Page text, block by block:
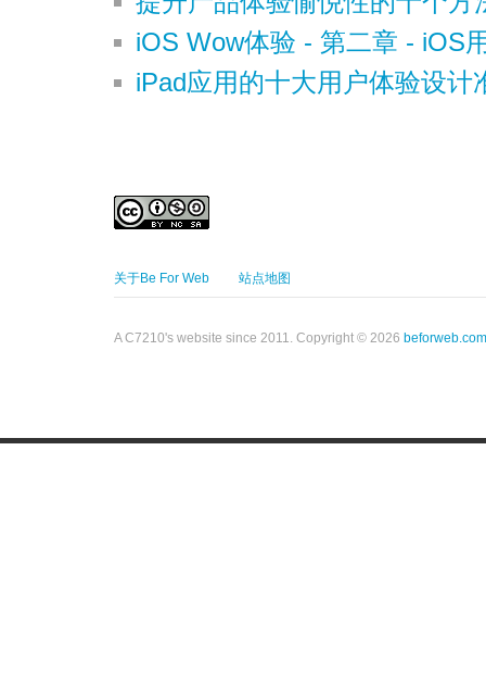
iOS Wow体验 - 第二章 - iOS
iPad应用的十大用户体验设计
关于Be For Web 站点地图
A C7210's website since 2011. Copyright © 2026 beforweb.com